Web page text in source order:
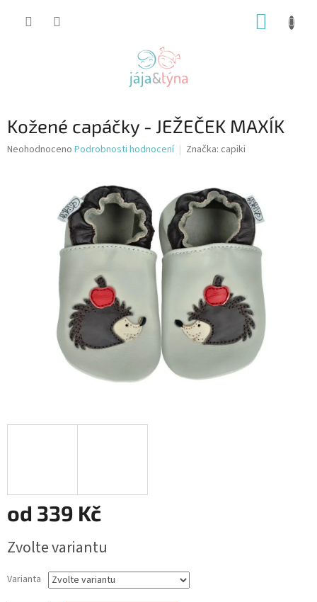
Kožené capáčky - JEŽEČEK MAXÍK
Průměrné
Neohodnoceno Podrobnosti hodnocení Značka: capiki
od 339 Kč
cena:
Zvolte variantu
Varianta